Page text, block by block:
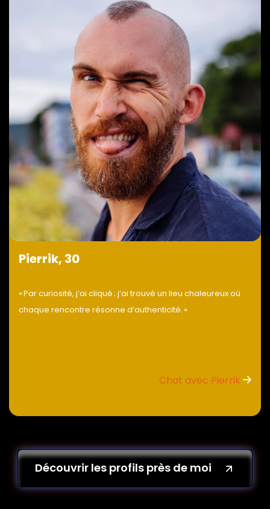
Pierrik, 30
« Par curiosité, j’ai cliqué ; j’ai trouvé un lieu chaleureux où
chaque rencontre résonne d’authenticité. »
Chat avec Pierrik
Découvrir les profils près de moi